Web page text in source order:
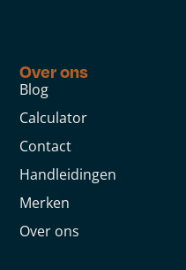
Over ons
Blog
Calculator
Contact
Handleidingen
Merken
Over ons